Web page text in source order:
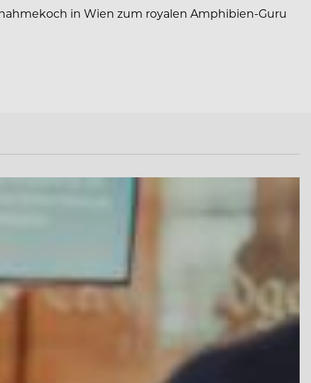
in Wien zum royalen Amphibien-Guru